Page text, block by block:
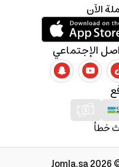
خطأ
الإجتماعي
الآن